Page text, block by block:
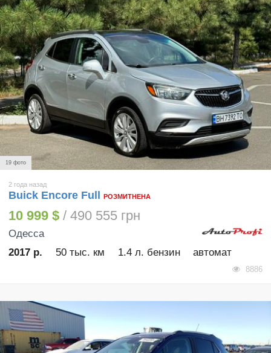
19 фото
2 года назад
Buick Encore Full РОЗМИТНЕНА
10 999 $ / 490 555 грн
Одесса
2017 р.
50 тыс. км 1.4 л. бензин автомат
8886